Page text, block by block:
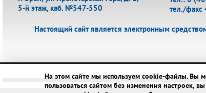
5-й этаж, каб. №547-550
тел./факс
Настоящий сайт является электронным
На этом сайте мы используем cookie-файлы. Вы
пользоваться сайтом без изменения настроек,